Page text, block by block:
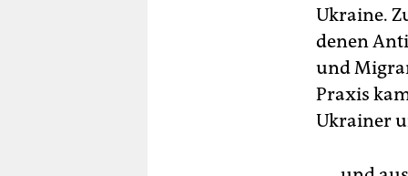
Ukraine.
denen
und
Praxis
Ukrainer